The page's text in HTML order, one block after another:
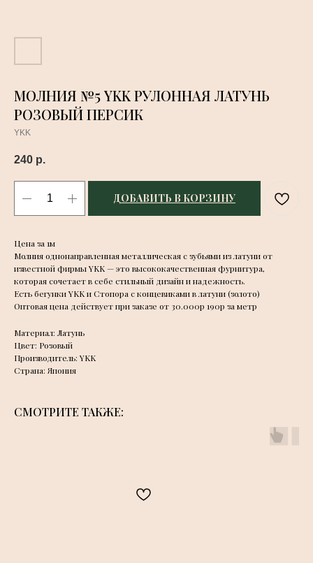
МОЛНИЯ №5 YKK РУЛОННАЯ ЛАТУНЬ
РОЗОВЫЙ ПЕРСИК
YKK
240 р.
ДОБАВИТЬ В КОРЗИНУ
Цена за 1м
Молния однонаправленная металлическая с зубьями из латуни от
известной фирмы YKK — это высококачественная фурнитура,
которая сочетает в себе стильный дизайн и надежность.
Есть бегунки YKK и Стопора с концевиками в латуни (золото)
Оптовая цена действует при заказе от 30.000р 190р за метр
Материал: Латунь
Цвет: Розовый
Производитель: YKK
Страна: Япония
СМОТРИТЕ ТАКЖЕ: